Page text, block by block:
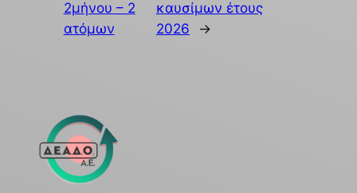
2μήνου – 2
ατόμων
καυσίμων έτους
2026
→